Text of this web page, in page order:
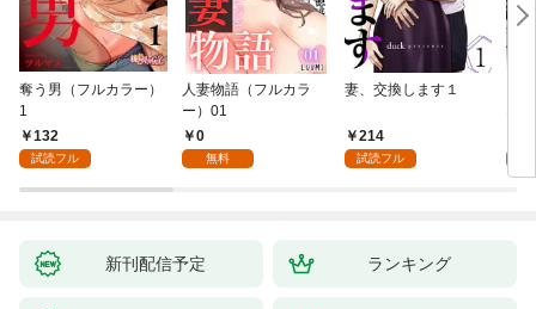
奪う男（フルカラー）
1
132
試読フル
人妻物語（フルカラ
ー）01
0
無料
妻、交換します１
214
試読フル
な
新刊配信予定 ランキング